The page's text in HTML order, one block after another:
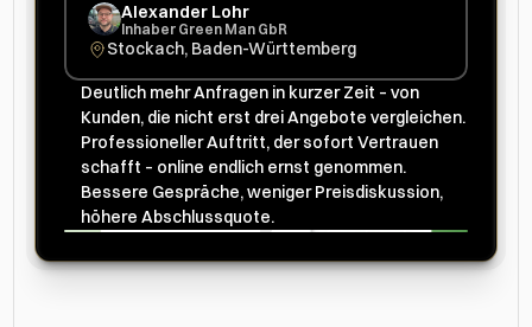
Alexander Lohr
Inhaber Green Man GbR
Stockach, Baden-Württemberg
Deutlich mehr Anfragen in kurzer Zeit – von
Kunden, die nicht erst drei Angebote vergleichen.
Professioneller Auftritt, der sofort Vertrauen
schafft – online endlich ernst genommen.
Bessere Gespräche, weniger Preisdiskussion,
höhere Abschlussquote.